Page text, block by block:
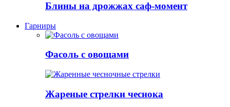
Блины на дрожжах саф-момент
Гарниры
Фасоль с овощами
Жареные стрелки чеснока